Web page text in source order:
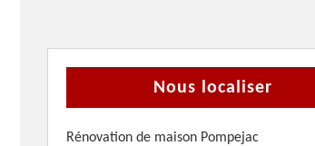
Nous localiser
Rénovation de maison Pompejac